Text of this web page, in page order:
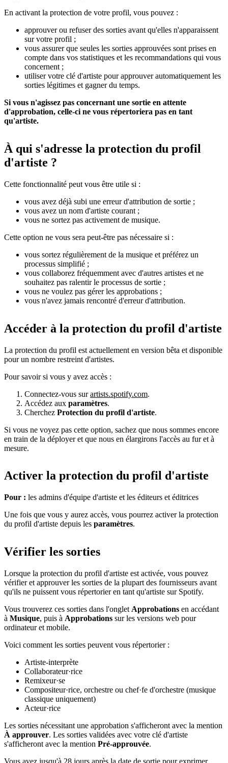
En activant la protection de votre profil, vous pouvez :
approuver ou refuser des sorties avant qu'elles n'apparaissent
sur votre profil ;
vous assurer que seules les sorties approuvées sont prises en
compte dans vos statistiques et les recommandations qui vous
concernent ;
utiliser votre clé d'artiste pour approuver automatiquement les
sorties légitimes et gagner du temps.
Si vous n'agissez pas concernant une sortie en attente
d'approbation, celle-ci ne vous répertoriera pas en tant
qu'artiste.
À qui s'adresse la protection du profil
d'artiste ?
Cette fonctionnalité peut vous être utile si :
vous avez déjà subi une erreur d'attribution de sortie ;
vous avez un nom d'artiste courant ;
vous ne sortez pas activement de musique.
Cette option ne vous sera peut-être pas nécessaire si :
vous sortez régulièrement de la musique et préférez un
processus simplifié ;
vous collaborez fréquemment avec d'autres artistes et ne
souhaitez pas ralentir le processus de sortie ;
vous ne voulez pas gérer les approbations ;
vous n'avez jamais rencontré d'erreur d'attribution.
Accéder à la protection du profil d'artiste
La protection du profil est actuellement en version bêta et disponible
pour un nombre restreint d'artistes.
Pour savoir si vous y avez accès :
Connectez-vous surartists.spotify.com.
Accédez aux paramètres.
Cherchez Protection du profil d'artiste.
Si vous ne voyez pas cette option, sachez que nous sommes encore
en train de la déployer et que nous en élargirons l'accès au fur et à
mesure.
Activer la protection du profil d'artiste
Pour : les admins d'équipe d'artiste et les éditeurs et éditrices
Une fois que vous y aurez accès, vous pourrez activer la protection
du profil d'artiste depuis les paramètres.
Vérifier les sorties
Lorsque la protection du profil d'artiste est activée, vous pouvez
vérifier et approuver les sorties de la plupart des fournisseurs avant
qu'ils ne puissent vous répertorier en tant qu'artiste sur Spotify.
Vous trouverez ces sorties dans l'onglet Approbations en accédant
à Musique, puis à Approbations sur les versions web pour
ordinateur et mobile.
Voici comment les sorties peuvent vous répertorier :
Artiste-interprète
Collaborateur·rice
Remixeur·se
Compositeur·rice, orchestre ou chef·fe d'orchestre (musique
classique uniquement)
Acteur·rice
Les sorties nécessitant une approbation s'afficheront avec la mention
À approuver. Les sorties validées avec votre clé d'artiste
s'afficheront avec la mention Pré-approuvée.